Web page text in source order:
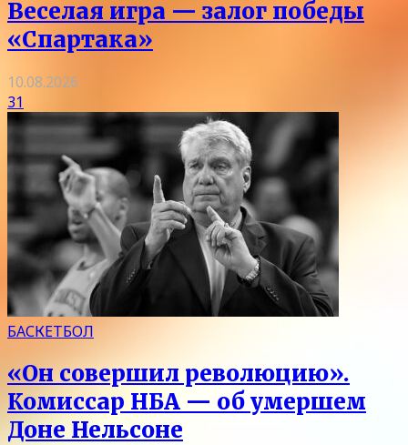
Веселая игра — залог победы
«Спартака»
10.08.2026
31
БАСКЕТБОЛ
«Он совершил революцию».
Комиссар НБА — об умершем
Доне Нельсоне